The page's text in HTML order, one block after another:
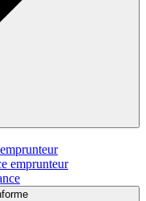
emprunteur